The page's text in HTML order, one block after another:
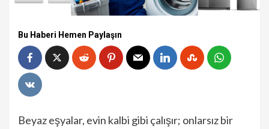
Bu Haberi Hemen Paylaşın
Beyaz eşyalar, evin kalbi gibi çalışır; onlarsız bir